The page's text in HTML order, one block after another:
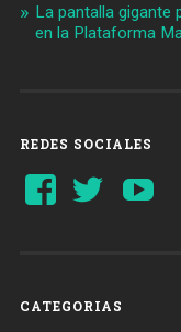
La pantalla gigante
en la Plataforma
REDES SOCIALES
Ver
perfil
Ver
perfil
CATEGORIAS